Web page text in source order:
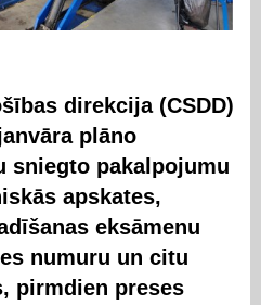
direkcija (CSDD)
plāno
sniegto pakalpojumu
apskates,
eksāmenu
numuru un citu
pirmdien preses